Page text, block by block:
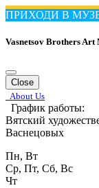
ПРИХОДИ В
Vasnetsov Brothers Art
Close
About Us
График работы:
Вятский
Васнецовых
Пн, Вт
Ср, Пт, Сб, Вс
Чт